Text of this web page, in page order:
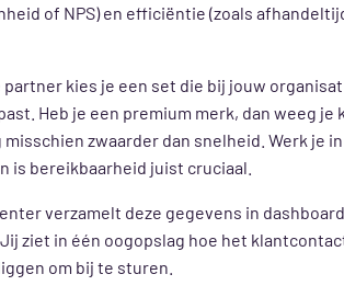
of NPS) en efficiëntie (zoals
partner kies je een set die bij jouw
Heb je een premium merk, dan weeg je
zwaarder dan snelheid. Werk je
is bereikbaarheid juist cruciaal.
verzamelt deze gegevens in
ziet in één oogopslag hoe het
om bij te sturen.